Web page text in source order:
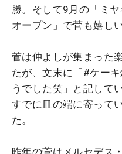
勝。そして9月の「ミ
オープン」で菅も嬉し
菅は仲よしが集まった
たが、文末に「#ケー
うでした笑」と記して
すでに皿の端に寄って
た。
昨年の菅はメルセデス